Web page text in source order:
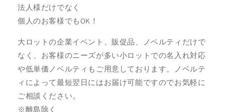
法人様だけでなく
個人のお客様でもOK！
大ロットの企業イベント、販促品、ノベルティだけで
なく、お客様のニーズが多い小ロットでの名入れ対応
や低単価ノベルティもご用意しております。ノベルテ
ィによって最短翌日にはお届け可能ですのでお気軽に
ご相談ください。
※離島除く